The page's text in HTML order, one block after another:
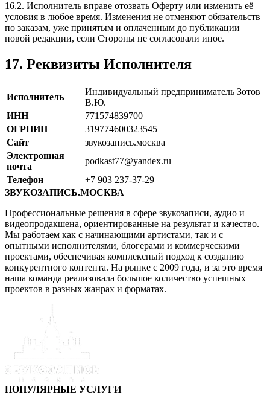
16.2. Исполнитель вправе отозвать Оферту или изменить её
условия в любое время. Изменения не отменяют обязательств
по заказам, уже принятым и оплаченным до публикации
новой редакции, если Стороны не согласовали иное.
17. Реквизиты Исполнителя
Исполнитель
Индивидуальный предприниматель Зотов
В.Ю.
ИНН
771574839700
ОГРНИП
319774600323545
Сайт
звукозапись.москва
Электронная
почта
podkast77@yandex.ru
Телефон
+7 903 237-37-29
ЗВУКОЗАПИСЬ.МОСКВА
Профессиональные решения в сфере звукозаписи, аудио и
видеопродакшена, ориентированные на результат и качество.
Мы работаем как с начинающими артистами, так и с
опытными исполнителями, блогерами и коммерческими
проектами, обеспечивая комплексный подход к созданию
конкурентного контента. На рынке с 2009 года, и за это время
наша команда реализовала большое количество успешных
проектов в разных жанрах и форматах.
ПОПУЛЯРНЫЕ УСЛУГИ